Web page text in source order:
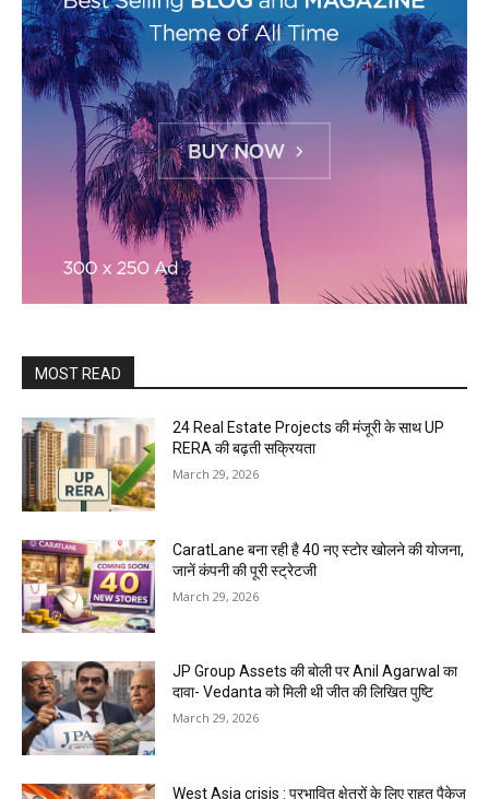
MOST READ
24 Real Estate Projects की मंजूरी के साथ UP
RERA की बढ़ती सक्रियता
March 29, 2026
CaratLane बना रही है 40 नए स्टोर खोलने की योजना,
जानें कंपनी की पूरी स्ट्रेटजी
March 29, 2026
JP Group Assets की बोली पर Anil Agarwal का
दावा- Vedanta को मिली थी जीत की लिखित पुष्टि
March 29, 2026
West Asia crisis : प्रभावित क्षेत्रों के लिए राहत पैकेज